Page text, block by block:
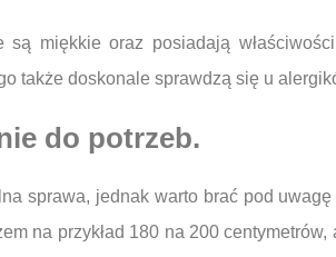
są miękkie oraz posiadają
także doskonale sprawdzą się u
do potrzeb.
sprawa, jednak warto brać pod
na przykład 180 na 200